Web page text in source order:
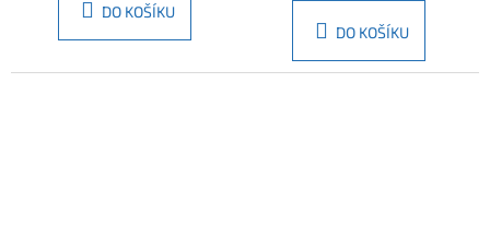
DO KOŠÍKU
DO KOŠÍKU